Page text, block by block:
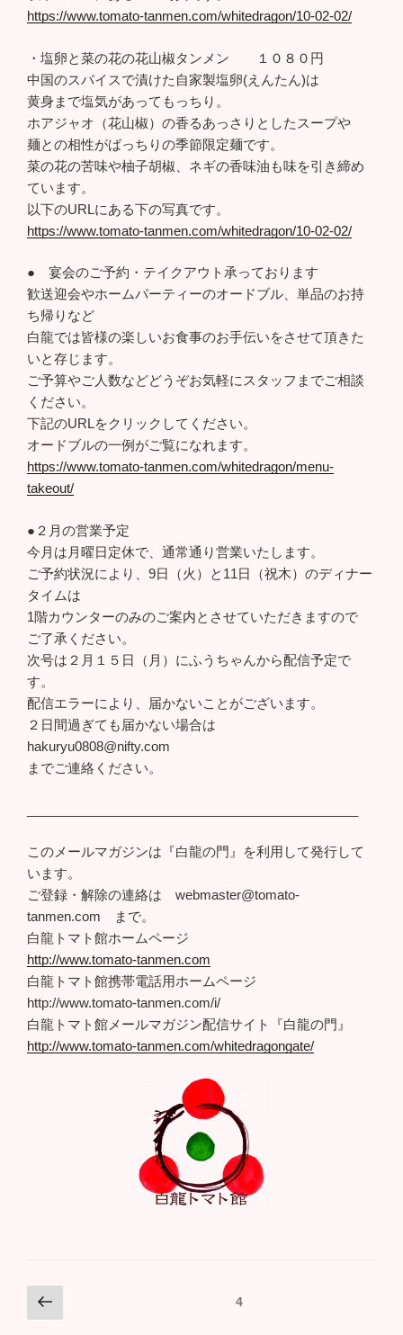
https://www.tomato-tanmen.com/whitedragon/10-02-02/
・塩卵と菜の花の花山椒タンメン １０８０円
中国のスパイスで漬けた自家製塩卵(えんたん)は
黄身まで塩気があってもっちり。
ホアジャオ（花山椒）の香るあっさりとしたスープや
麺との相性がばっちりの季節限定麺です。
菜の花の苦味や柚子胡椒、ネギの香味油も味を引き締め
ています。
以下のURLにある下の写真です。
https://www.tomato-tanmen.com/whitedragon/10-02-02/
● 宴会のご予約・テイクアウト承っております
歓送迎会やホームパーティーのオードブル、単品のお持
ち帰りなど
白龍では皆様の楽しいお食事のお手伝いをさせて頂きた
いと存じます。
ご予算やご人数などどうぞお気軽にスタッフまでご相談
ください。
下記のURLをクリックしてください。
オードブルの一例がご覧になれます。
https://www.tomato-tanmen.com/whitedragon/menu-
takeout/
●２月の営業予定
今月は月曜日定休で、通常通り営業いたします。
ご予約状況により、9日（火）と11日（祝木）のディナー
タイムは
1階カウンターのみのご案内とさせていただきますので
ご了承ください。
次号は２月１５日（月）にふうちゃんから配信予定で
す。
配信エラーにより、届かないことがございます。
２日間過ぎても届かない場合は
hakuryu0808@nifty.com
までご連絡ください。
このメールマガジンは『白龍の門』を利用して発行して
います。
ご登録・解除の連絡は webmaster@tomato-
tanmen.com まで。
白龍トマト館ホームページ
http://www.tomato-tanmen.com
白龍トマト館携帯電話用ホームページ
http://www.tomato-tanmen.com/i/
白龍トマト館メールマガジン配信サイト『白龍の門』
http://www.tomato-tanmen.com/whitedragongate/
投
稿
前
の
ページ4